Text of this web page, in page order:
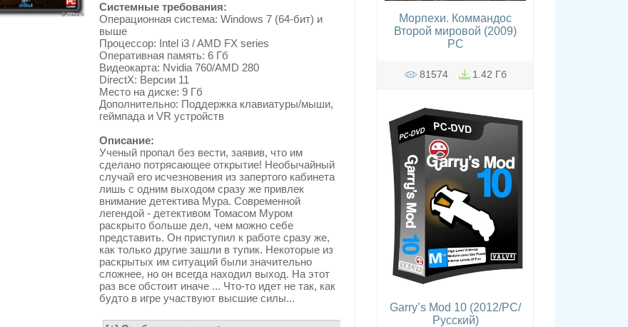
Системные требования:
Операционная система: Windows 7 (64-бит) и
выше
Процессор: Intel i3 / AMD FX series
Оперативная память: 6 Гб
Видеокарта: Nvidia 760/AMD 280
DirectX: Версии 11
Место на диске: 9 Гб
Дополнительно: Поддержка клавиатуры/мыши,
геймпада и VR устройств
Описание:
Ученый пропал без вести, заявив, что им
сделано потрясающее открытие! Необычайный
случай его исчезновения из запертого кабинета
лишь с одним выходом сразу же привлек
внимание детектива Мура. Современной
легендой - детективом Томасом Муром
раскрыто больше дел, чем можно себе
представить. Он приступил к работе сразу же,
как только другие зашли в тупик. Некоторые из
раскрытых им ситуаций были значительно
сложнее, но он всегда находил выход. На этот
раз все обстоит иначе ... Что-то идет не так, как
будто в игре участвуют высшие силы...
Морпехи. Коммандос
Второй мировой (2009)
PC
81574 1.42 Гб
Garry’s Mod 10 (2012/PC/
Русский)